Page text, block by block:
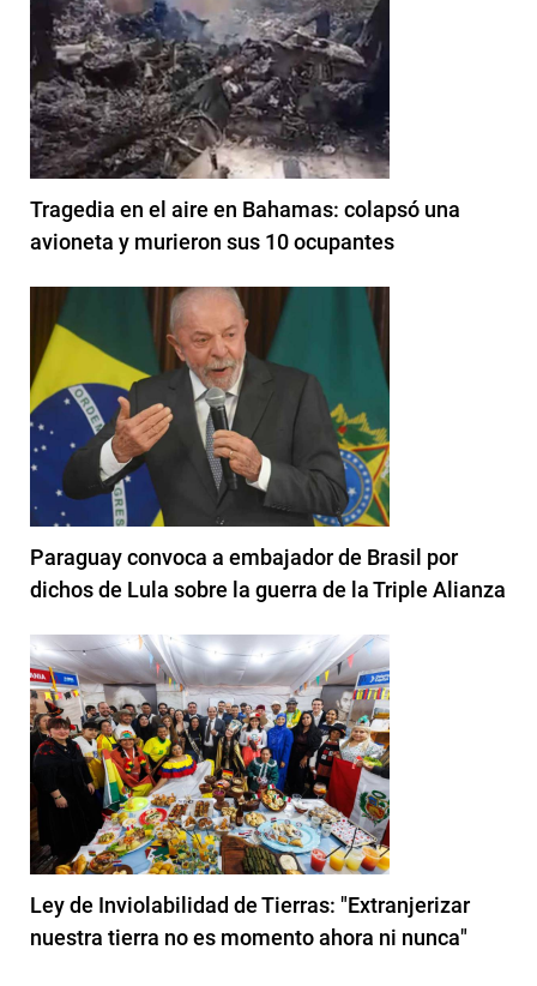
Tragedia en el aire en Bahamas: colapsó una
avioneta y murieron sus 10 ocupantes
Paraguay convoca a embajador de Brasil por
dichos de Lula sobre la guerra de la Triple Alianza
Ley de Inviolabilidad de Tierras: "Extranjerizar
nuestra tierra no es momento ahora ni nunca"